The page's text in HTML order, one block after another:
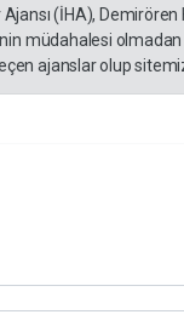
(İHA),
müdahalesi
ajanslar olup